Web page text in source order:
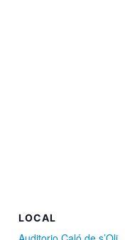
LOCAL